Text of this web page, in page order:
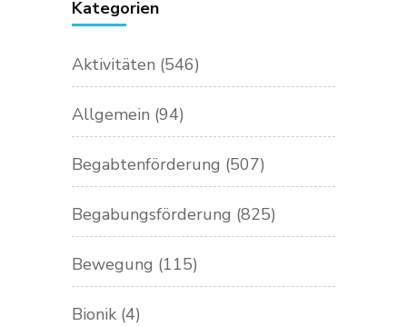
Kategorien
Aktivitäten (546)
Allgemein (94)
Begabtenförderung (507)
Begabungsförderung (825)
Bewegung (115)
Bionik (4)